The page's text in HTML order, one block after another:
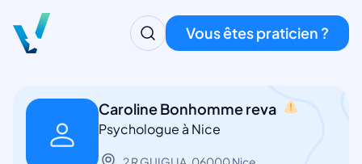
Vous êtes praticien ?
Caroline Bonhomme reva
Psychologue à Nice